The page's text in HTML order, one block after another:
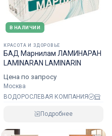
В НАЛИЧИИ
КРАСОТА И ЗДОРОВЬЕ
БАД Марнилам ЛАМИНАРАН
LAMINARAN LAMINARIN
Цена по запросу
Москва
ВОДОРОСЛЕВАЯ КОМПАНИЯ
Подробнее